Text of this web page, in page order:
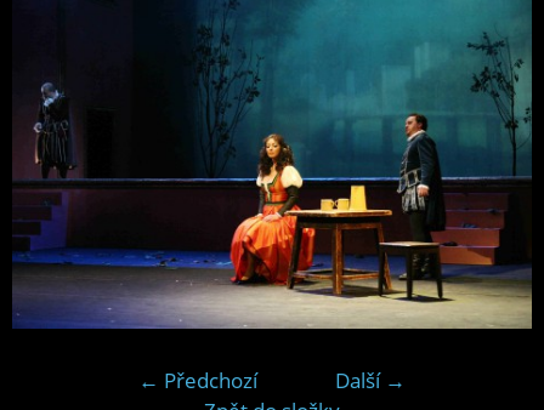
← Předchozí
Další →